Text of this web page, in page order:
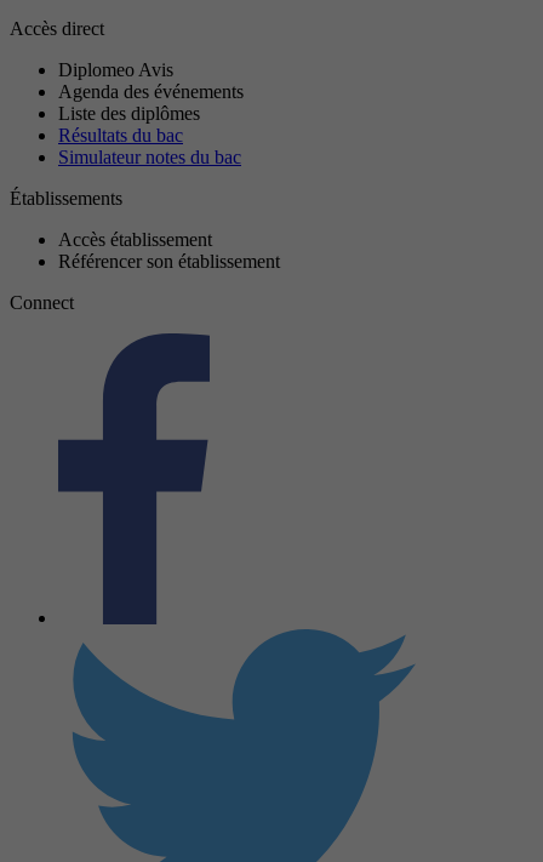
Accès direct
Diplomeo Avis
Agenda des événements
Liste des diplômes
Résultats du bac
Simulateur notes du bac
Établissements
Accès établissement
Référencer son établissement
Connect